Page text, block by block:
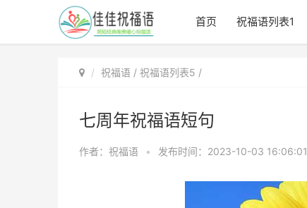
首页 祝福语列表1
祝福语 / 祝福语列表5 /
七周年祝福语短句
作者：祝福语 • 发布时间：2023-10-03 16:06:01